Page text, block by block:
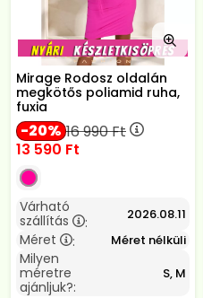
Mirage Rodosz oldalán
megkötős poliamid ruha,
fuxia
20 16 990Ft
13 590 Ft
Várható
szállítás
: 2026.08.11
Méret : Méret nélküli
Milyen
méretre
ajánljuk?:
S, M